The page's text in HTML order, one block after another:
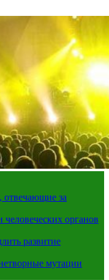
за
человеческих органов
развитие
мутации